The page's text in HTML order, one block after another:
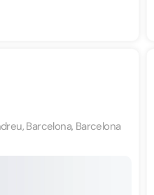
Barcelona, Barcelona